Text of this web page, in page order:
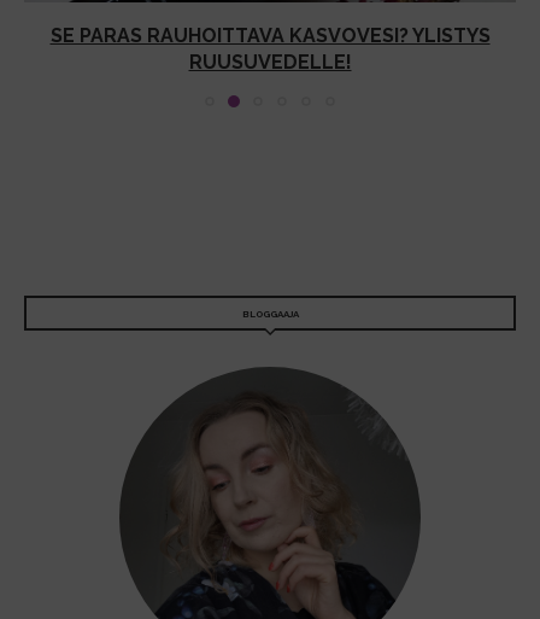
SE PARAS RAUHOITTAVA KASVOVESI? YLISTYS
RUUSUVEDELLE!
BLOGGAAJA